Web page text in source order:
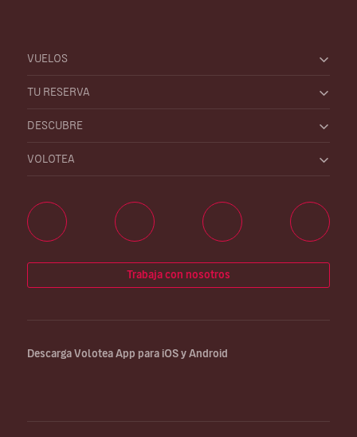
VUELOS
TU RESERVA
DESCUBRE
VOLOTEA
Trabaja con nosotros
Descarga Volotea App para iOS y Android